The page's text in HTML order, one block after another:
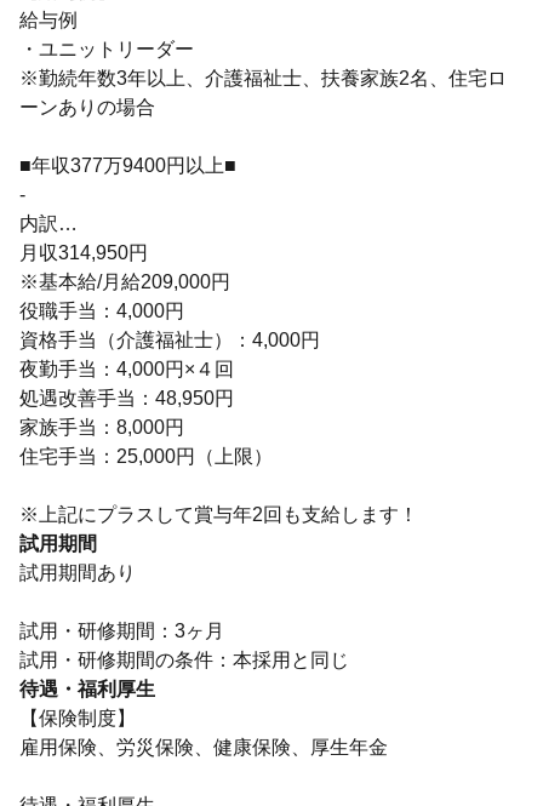
給与例
・ユニットリーダー
※勤続年数3年以上、介護福祉士、扶養家族2名、住宅ロ
ーンありの場合
■年収377万9400円以上■
-
内訳…
月収314,950円
※基本給/月給209,000円
役職手当：4,000円
資格手当（介護福祉士）：4,000円
夜勤手当：4,000円×４回
処遇改善手当：48,950円
家族手当：8,000円
住宅手当：25,000円（上限）
※上記にプラスして賞与年2回も支給します！
試用期間
試用期間あり
試用・研修期間：3ヶ月
待遇・福利厚生
【保険制度】
雇用保険、労災保険、健康保険、厚生年金